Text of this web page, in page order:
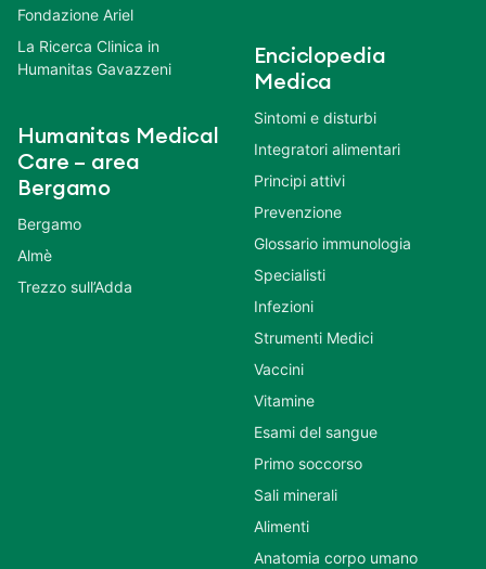
Fondazione Ariel
La Ricerca Clinica in
Humanitas Gavazzeni
Humanitas Medical
Care – area
Bergamo
Bergamo
Almè
Trezzo sull’Adda
Enciclopedia
Medica
Sintomi e disturbi
Integratori alimentari
Principi attivi
Prevenzione
Glossario immunologia
Specialisti
Infezioni
Strumenti Medici
Vaccini
Vitamine
Esami del sangue
Primo soccorso
Sali minerali
Alimenti
Anatomia corpo umano